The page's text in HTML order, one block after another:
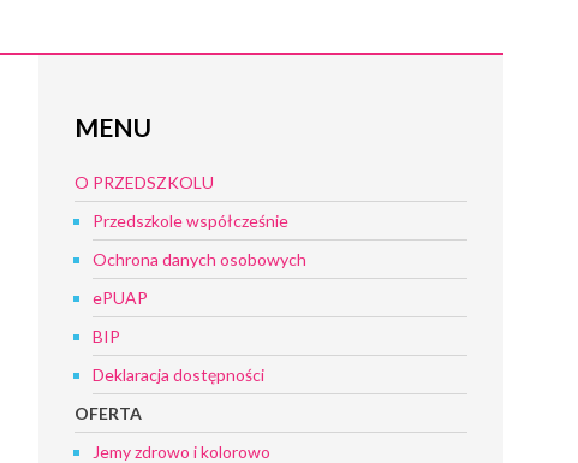
MENU
O PRZEDSZKOLU
Przedszkole współcześnie
Ochrona danych osobowych
ePUAP
BIP
Deklaracja dostępności
OFERTA
Jemy zdrowo i kolorowo